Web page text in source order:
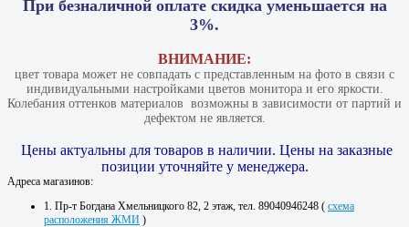
При безналичной оплате скидка уменьшается на
3%.
ВНИМАНИЕ:
цвет товара может не совпадать с представленным на фото в связи с
индивидуальными настройками цветов монитора и его яркости.
Колебания оттенков материалов​ ​ возможны в зависимости от партий и
дефектом не является.
Цены актуальны для товаров в наличии. Цены на заказные
позиции уточняйте у менеджера.
Адреса магазинов:
1. Пр-т Богдана Хмельницкого 82, 2 этаж, тел. 89040946248 ( схема
расположения ЖМИ )